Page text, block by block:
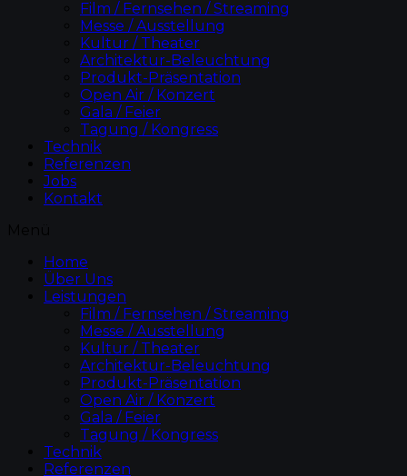
Film / Fernsehen / Streaming
Messe / Ausstellung
Kultur / Theater
Architektur-Beleuchtung
Produkt-Präsentation
Open Air / Konzert
Gala / Feier
Tagung / Kongress
Technik
Referenzen
Jobs
Kontakt
Home
Über Uns
Leistungen
Film / Fernsehen / Streaming
Messe / Ausstellung
Kultur / Theater
Architektur-Beleuchtung
Produkt-Präsentation
Open Air / Konzert
Gala / Feier
Tagung / Kongress
Technik
Referenzen